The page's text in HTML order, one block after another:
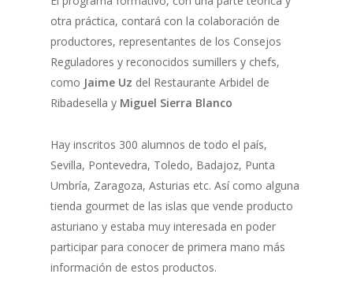
otra práctica, contará con la colaboración de
productores, representantes de los Consejos
Reguladores y reconocidos sumillers y chefs,
como Jaime Uz del Restaurante Arbidel de
Ribadesella y Miguel Sierra Blanco
Hay inscritos 300 alumnos de todo el país,
Sevilla, Pontevedra, Toledo, Badajoz, Punta
Umbría, Zaragoza, Asturias etc. Así como alguna
tienda gourmet de las islas que vende producto
asturiano y estaba muy interesada en poder
participar para conocer de primera mano más
información de estos productos.